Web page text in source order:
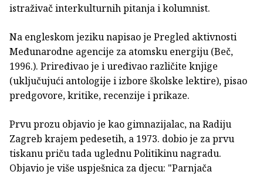
istraživač interkulturnih pitanja i kolumnist.
Na engleskom jeziku napisao je Pregled aktivnosti
Međunarodne agencije za atomsku energiju (Beč,
1996.). Priređivao je i uređivao različite knjige
(uključujući antologije i izbore školske lektire), pisao
predgovore, kritike, recenzije i prikaze.
Prvu prozu objavio je kao gimnazijalac, na Radiju
Zagreb krajem pedesetih, a 1973. dobio je za prvu
tiskanu priču tada uglednu Politikinu nagradu.
Objavio je više uspješnica za djecu: "Parnjača